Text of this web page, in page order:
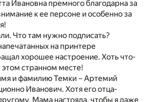
Ивановна премного благодарна за
к ее персоне и особенно за
Что там нужно подписать?
на принтере
хорошее настроение. Хоть что-
этом странном месте!
и фамилию Темки – Артемий
Иванович. Хотя его отца-
Мама настояла, чтобы я даже